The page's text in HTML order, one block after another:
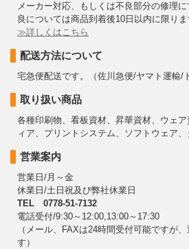
メーカー対応、もしくは不良部分の修理
良については商品到着後10日以内に限りま
≫詳しくはこちら
配送方法について
宅急便配送です。（佐川急便/ヤマト運輸/
取り扱い商品
各種印刷物、看板資材、昇華資材、ウェ
ィア、プリントシステム、ソフトウェア
営業案内
営業日/月～金
休業日/土日祝及び弊社休業日
TEL 0778-51-7132
電話受付/9:30～12:00,13:00～17:30
（メール、FAXは24時間受付可能ですが
す）